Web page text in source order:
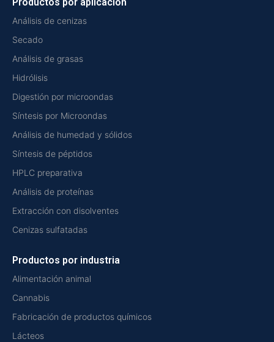
Análisis de cenizas
Secado
Análisis de grasas
Hidrólisis
Digestión por microondas
Síntesis por Microondas
Análisis de humedad y sólidos
Síntesis de péptidos
HPLC preparativa
Análisis de proteínas
Extracción con disolventes
Cenizas sulfatadas
Productos por industria
Alimentación animal
Cannabis
Fabricación de productos químicos
Lácteos